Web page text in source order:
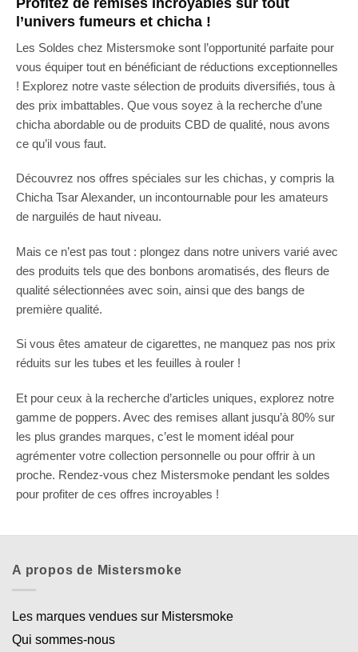
l’univers fumeurs et chicha !
Les Soldes chez Mistersmoke sont l’opportunité parfaite pour
vous équiper tout en bénéficiant de réductions exceptionnelles
! Explorez notre vaste sélection de produits diversifiés, tous à
des prix imbattables. Que vous soyez à la recherche d’une
chicha abordable ou de produits CBD de qualité, nous avons
ce qu’il vous faut.
Découvrez nos offres spéciales sur les chichas, y compris la
Chicha Tsar Alexander, un incontournable pour les amateurs
de narguilés de haut niveau.
Mais ce n’est pas tout : plongez dans notre univers varié avec
des produits tels que des bonbons aromatisés, des fleurs de
qualité sélectionnées avec soin, ainsi que des bangs de
première qualité.
Si vous êtes amateur de cigarettes, ne manquez pas nos prix
réduits sur les tubes et les feuilles à rouler !
Et pour ceux à la recherche d’articles uniques, explorez notre
gamme de poppers. Avec des remises allant jusqu’à 80% sur
les plus grandes marques, c’est le moment idéal pour
agrémenter votre collection personnelle ou pour offrir à un
proche. Rendez-vous chez Mistersmoke pendant les soldes
pour profiter de ces offres incroyables !
A propos de Mistersmoke
Les marques vendues sur Mistersmoke
Qui sommes-nous